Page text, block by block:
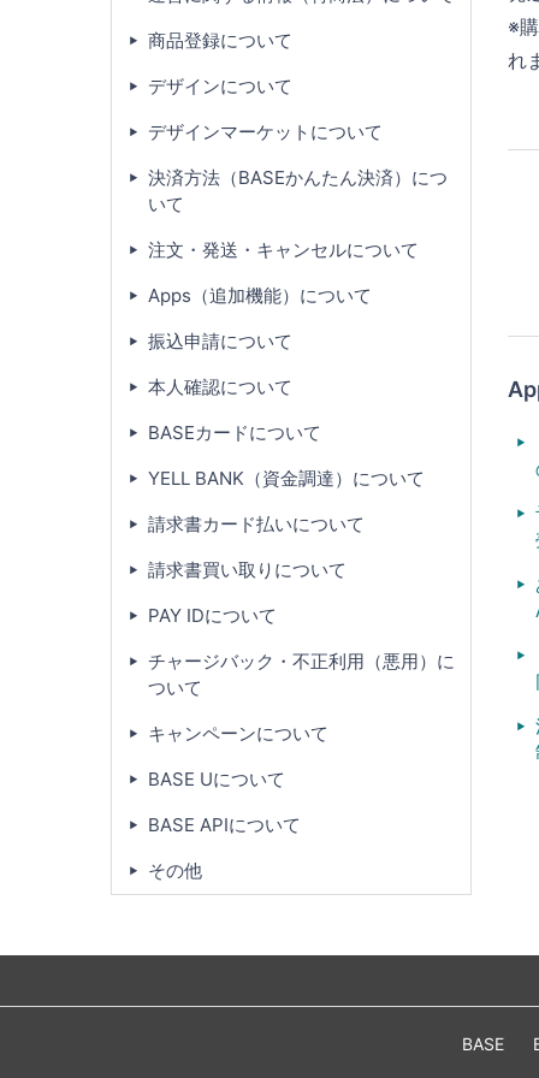
※
れ
商品登録について
デザインについて
デザインマーケットについて
決済方法（BASEかんたん決済）につ
いて
注文・発送・キャンセルについて
Apps（追加機能）について
振込申請について
本人確認について
BASEカードについて
YELL BANK（資金調達）について
請求書カード払いについて
請求書買い取りについて
PAY IDについて
チャージバック・不正利用（悪用）に
ついて
キャンペーンについて
BASE Uについて
BASE APIについて
その他
BASE